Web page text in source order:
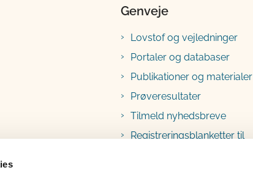
Genveje
Lovstof og vejledninger
Portaler og databaser
Publikationer og materialer
Prøveresultater
Tilmeld nyhedsbreve
Registreringsblanketter til